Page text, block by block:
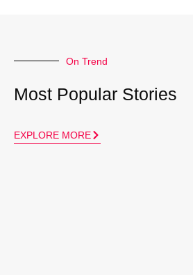
On Trend
Most Popular Stories
EXPLORE MORE